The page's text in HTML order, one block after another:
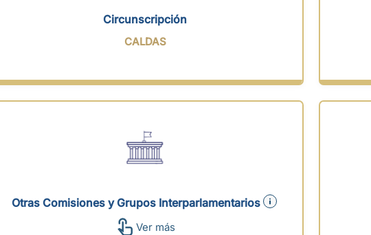
Circunscripción
CALDAS
Otras Comisiones y Grupos Interparlamentarios
Ver más